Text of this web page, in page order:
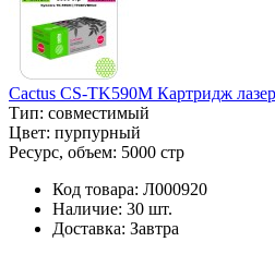
Cactus CS-TK590M Картридж
Тип: совместимый
Цвет: пурпурный
Ресурс, объем: 5000 стр
Код товара: Л000920
Наличие: 30 шт.
Доставка: Завтра